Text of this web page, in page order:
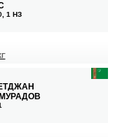
1 НЗ